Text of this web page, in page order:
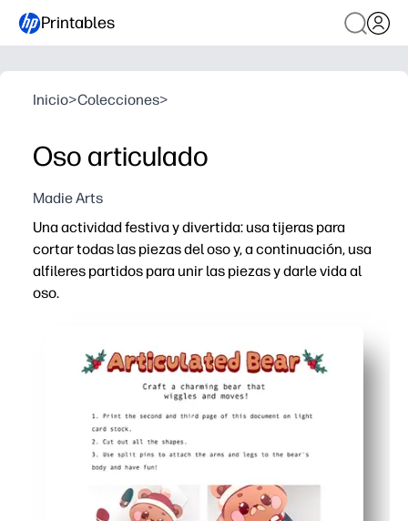
Printables
Inicio>Colecciones>
Oso articulado
Madie Arts
Una actividad festiva y divertida: usa tijeras para
cortar todas las piezas del oso y, a continuación, usa
alfileres partidos para unir las piezas y darle vida al
oso.